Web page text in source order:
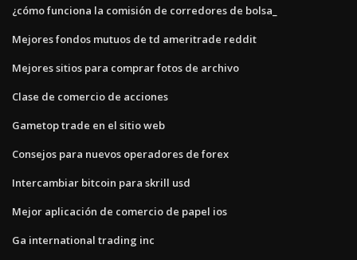
¿cómo funciona la comisión de corredores de bolsa_
Mejores fondos mutuos de td ameritrade reddit
Mejores sitios para comprar fotos de archivo
Clase de comercio de acciones
Gametop trade en el sitio web
Consejos para nuevos operadores de forex
Intercambiar bitcoin para skrill usd
Mejor aplicación de comercio de papel ios
Ga international trading inc